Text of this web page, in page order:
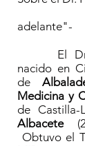
-
adelante"-
El Dr.
nacido en
de
Medicina y
de Castilla-
Albacete
Obtuvo el